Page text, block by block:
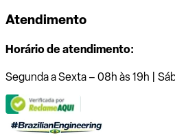
Atendimento
Horário de atendimento:
Segunda a Sexta – 08h às 19h |